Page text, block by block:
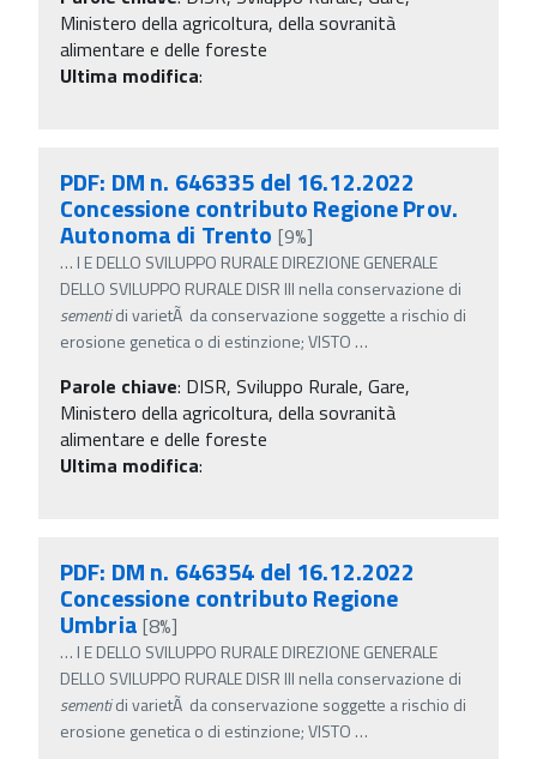
Ministero della agricoltura, della sovranità
alimentare e delle foreste
Ultima modifica:
PDF: DM n. 646335 del 16.12.2022
Concessione contributo Regione Prov.
Autonoma di Trento [9%]
… I E DELLO SVILUPPO RURALE DIREZIONE GENERALE
DELLO SVILUPPO RURALE DISR III nella conservazione di
sementidi varietÃ da conservazione soggette a rischio di
erosione genetica o di estinzione; VISTO …
Parole chiave: DISR, Sviluppo Rurale, Gare,
Ministero della agricoltura, della sovranità
alimentare e delle foreste
Ultima modifica:
PDF: DM n. 646354 del 16.12.2022
Concessione contributo Regione
Umbria [8%]
… I E DELLO SVILUPPO RURALE DIREZIONE GENERALE
DELLO SVILUPPO RURALE DISR III nella conservazione di
sementidi varietÃ da conservazione soggette a rischio di
erosione genetica o di estinzione; VISTO …